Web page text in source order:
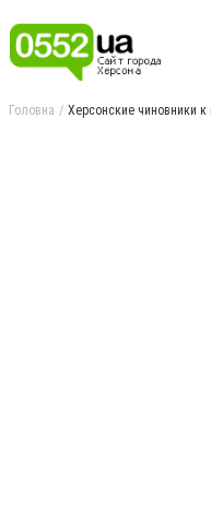
Головна Херсонские чиновники